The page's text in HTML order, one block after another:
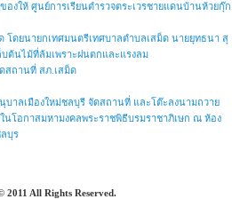
องให้ ศูนย์การเรียนตำรวจตระเวรชายแดนบ้านห้วยกุ๊ก
โดยนายกเทศมนตรีเทศบาลตำบลเสม็ด นายยุทธนา สุ
ต้นไม้ที่ล้มเพราะฝนตกและแรงลม
สถานที่ สภ.เสม็ด
บาลเมืองใหม่ชลบุรี จัดสถานที่ และโต๊ะลงนามถวาย
นโอกาสมหามงคลพระราชพิธีบรมราชาภิเษก ณ ห้อง
ลบุร
2011 All Rights Reserved.